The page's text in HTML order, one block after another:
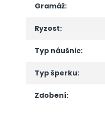
Gramáž:
Ryzost:
Typ náušnic:
Typ šperku:
Zdobení: